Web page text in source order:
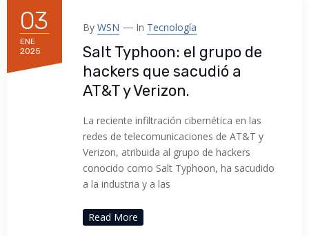
03
ENE
2025
By WSN In Tecnología
Salt Typhoon: el grupo de
hackers que sacudió a
AT&T y Verizon.
La reciente infiltración cibernética en las
redes de telecomunicaciones de AT&T y
Verizon, atribuida al grupo de hackers
conocido como Salt Typhoon, ha sacudido
a la industria y a las
Read More